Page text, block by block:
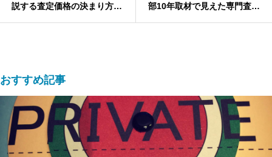
説する査定価格の決まり方と
素人が誤判断する典型例
部10年取材で見えた専門査定
の優位性
おすすめ記事